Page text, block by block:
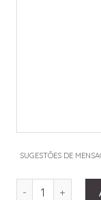
SUGESTÕES DE
QUANTIDADE DE